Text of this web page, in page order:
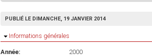
PUBLIÉ LE DIMANCHE, 19 JANVIER 2014
Masquer
Informations générales
Année:
2000